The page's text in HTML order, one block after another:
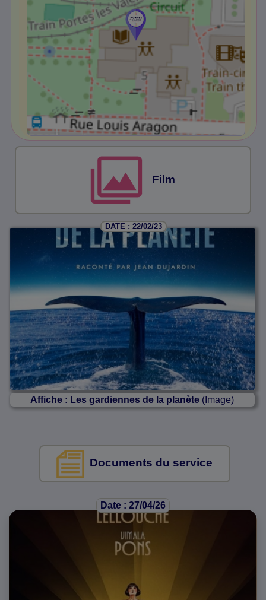
Film
DATE : 22/02/23
Affiche : Les gardiennes de la planète (Image)
Documents du service
Date : 27/04/26